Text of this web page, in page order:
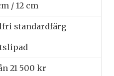
/ 12 cm
standardfärg
21 500 kr